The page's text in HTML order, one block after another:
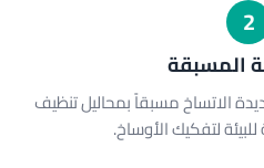
2
المسبقة
الاتساخ مسبقاً بمحاليل تنظيف
لتفكيك الأوساخ.